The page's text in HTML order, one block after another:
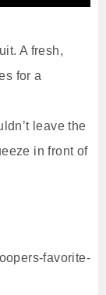
A fresh,
for a
leave the
in front of
favorite-